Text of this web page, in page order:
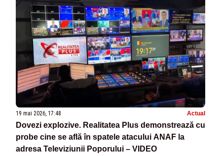
19 mai 2026, 17:48 Actual
Dovezi explozive. Realitatea Plus demonstrează cu
probe cine se află în spatele atacului ANAF la
adresa Televiziunii Poporului – VIDEO